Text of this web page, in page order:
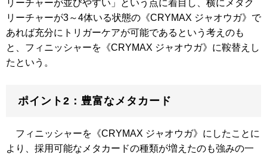
リーチャーが並びやすい」という点に着目し、横にメタク
リーチャーが3～4体いる状態の 《CRYMAX ジャオウガ》 で
あれば充分にトリガーケアが可能であるという考えのも
と、フィニッシャーを 《CRYMAX ジャオウガ》 に鞍替えし
たという。
ポイント2：豊富なメタカード
フィニッシャーを 《CRYMAX ジャオウガ》 にしたことに
より、採用可能なメタカードの種類が増えたのも強みの一